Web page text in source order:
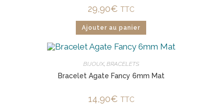
29,90€ TTC
Ajouter au panier
BIJOUX, BRACELETS
Bracelet Agate Fancy 6mm Mat
14,90€ TTC